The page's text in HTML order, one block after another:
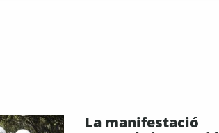
La manifestació